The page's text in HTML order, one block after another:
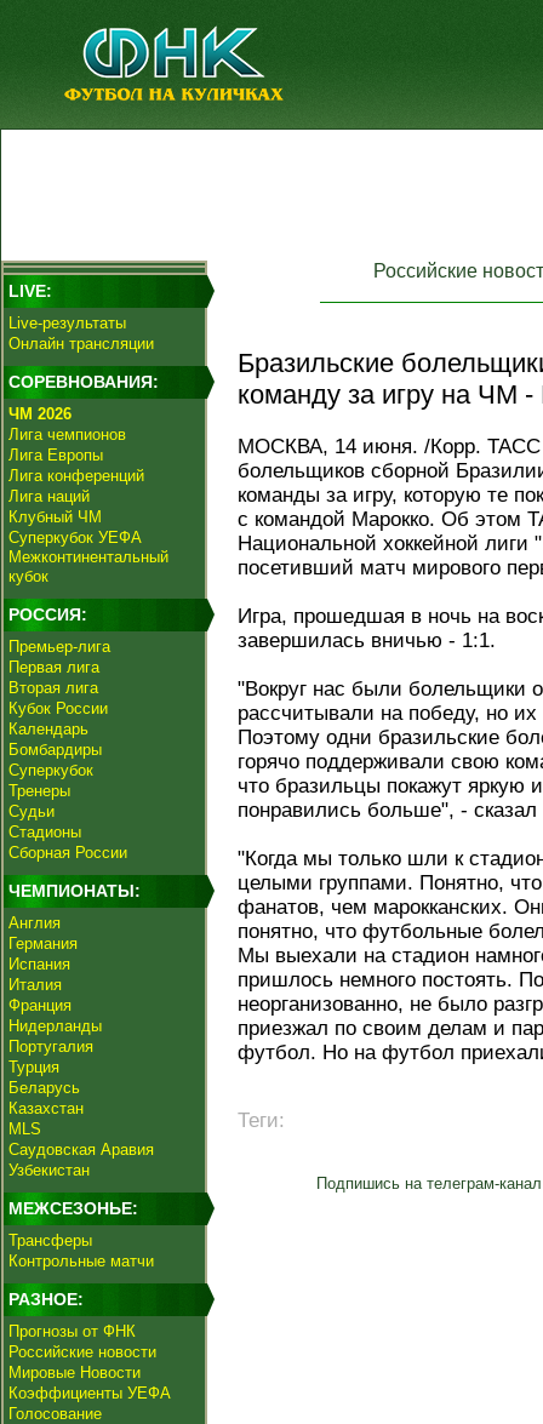
LIVE:
Live-результаты
Онлайн трансляции
СОРЕВНОВАНИЯ:
ЧМ 2026
Лига чемпионов
Лига Европы
Лига конференций
Лига наций
Клубный ЧМ
Суперкубок УЕФА
Межконтинентальный
кубок
РОССИЯ:
Премьер-лига
Первая лига
Вторая лига
Кубок России
Календарь
Бомбардиры
Суперкубок
Тренеры
Судьи
Стадионы
Сборная России
ЧЕМПИОНАТЫ:
Англия
Германия
Испания
Италия
Франция
Нидерланды
Португалия
Турция
Беларусь
Казахстан
MLS
Саудовская Аравия
Узбекистан
МЕЖСЕЗОНЬЕ:
Трансферы
Контрольные матчи
РАЗНОЕ:
Прогнозы от ФНК
Российские новости
Мировые Новости
Коэффициенты УЕФА
Голосование
Российские
Бразильские
команду за игру на ЧМ
МОСКВА, 14 июня. /Корр.
болельщиков сборной
команды за игру, которую те
с командой Марокко. Об этом
Национальной хоккейной
посетивший матч мирового
Игра, прошедшая в ночь на
завершилась вничью - 1:1.
"Вокруг нас были болельщики
рассчитывали на победу, но
Поэтому одни бразильские
горячо поддерживали свою
что бразильцы покажут яркую
понравились больше", -
"Когда мы только шли к
целыми группами. Понятно,
фанатов, чем марокканских.
понятно, что футбольные
Мы выехали на стадион
пришлось немного постоять.
неорганизованно, не было
приезжал по своим делам и
футбол. Но на футбол
Теги:
Подпишись на телеграм-